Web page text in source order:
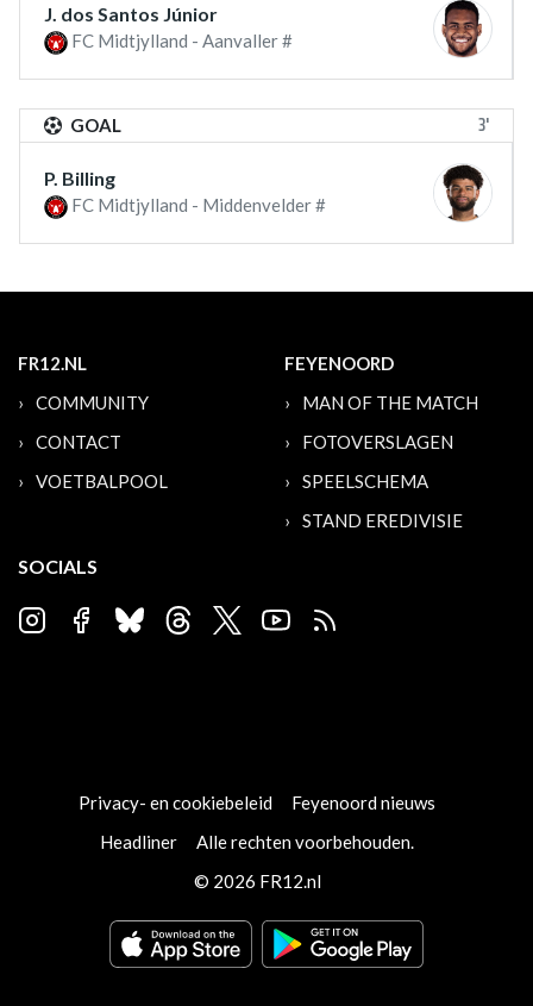
J. dos Santos Júnior
FC Midtjylland - Aanvaller #
GOAL 3'
P. Billing
FC Midtjylland - Middenvelder #
FR12.NL
COMMUNITY
CONTACT
VOETBALPOOL
FEYENOORD
MAN OF THE MATCH
FOTOVERSLAGEN
SPEELSCHEMA
STAND EREDIVISIE
SOCIALS
Privacy- en cookiebeleid
Feyenoord nieuws
Headliner
Alle rechten voorbehouden.
© 2026 FR12.nl